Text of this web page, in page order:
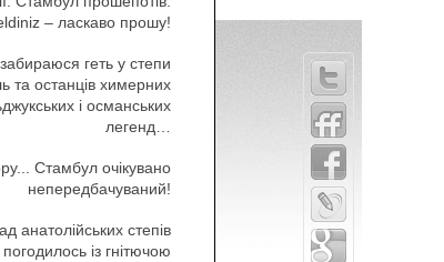
– ласкаво прошу!
геть у степи
та останців химерних
і османських
легенд…
Стамбул очікувано
непередбачуваний!
степів
із гнітючою